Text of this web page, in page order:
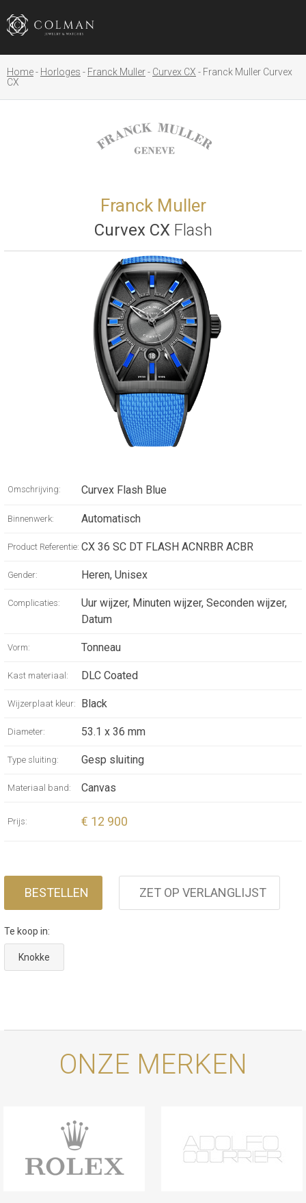
Home Horloges Franck Muller Curvex CX
Franck Muller Curvex
CX
Franck Muller
Curvex CX Flash
Omschrijving: Curvex Flash Blue
Binnenwerk: Automatisch
Product Referentie: CX 36 SC DT FLASH ACNRBR ACBR
Gender: Heren, Unisex
Complicaties:
Uur wijzer, Minuten wijzer, Seconden wijzer,
Datum
Vorm: Tonneau
Kast materiaal: DLC Coated
Wijzerplaat kleur: Black
Diameter: 53.1 x 36 mm
Type sluiting: Gesp sluiting
Materiaal band: Canvas
Prijs: € 12 900
BESTELLEN ZET OP VERLANGLIJST
Te koop in:
Knokke
ONZE MERKEN